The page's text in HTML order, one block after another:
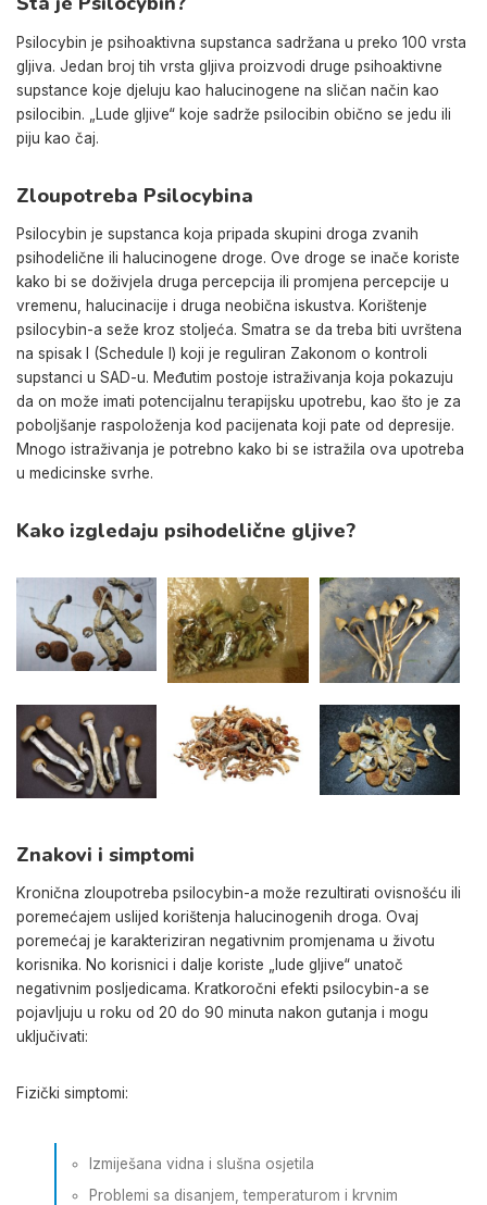
Psilocybin je psihoaktivna supstanca sadržana u preko 100 vrsta
gljiva. Jedan broj tih vrsta gljiva proizvodi druge psihoaktivne
supstance koje djeluju kao halucinogene na sličan način kao
psilocibin. „Lude gljive“ koje sadrže psilocibin obično se jedu ili
piju kao čaj.
Zloupotreba Psilocybina
Psilocybin je supstanca koja pripada skupini droga zvanih
psihodelične ili halucinogene droge. Ove droge se inače koriste
kako bi se doživjela druga percepcija ili promjena percepcije u
vremenu, halucinacije i druga neobična iskustva. Korištenje
psilocybin-a seže kroz stoljeća. Smatra se da treba biti uvrštena
na spisak I (Schedule I) koji je reguliran Zakonom o kontroli
supstanci u SAD-u. Međutim postoje istraživanja koja pokazuju
da on može imati potencijalnu terapijsku upotrebu, kao što je za
poboljšanje raspoloženja kod pacijenata koji pate od depresije.
Mnogo istraživanja je potrebno kako bi se istražila ova upotreba
u medicinske svrhe.
Kako izgledaju psihodelične gljive?
Znakovi i simptomi
Kronična zloupotreba psilocybin-a može rezultirati ovisnošću ili
poremećajem uslijed korištenja halucinogenih droga. Ovaj
poremećaj je karakteriziran negativnim promjenama u životu
korisnika. No korisnici i dalje koriste „lude gljive“ unatoč
negativnim posljedicama. Kratkoročni efekti psilocybin-a se
pojavljuju u roku od 20 do 90 minuta nakon gutanja i mogu
uključivati:
Fizički simptomi:
Izmiješana vidna i slušna osjetila
Problemi sa disanjem, temperaturom i krvnim